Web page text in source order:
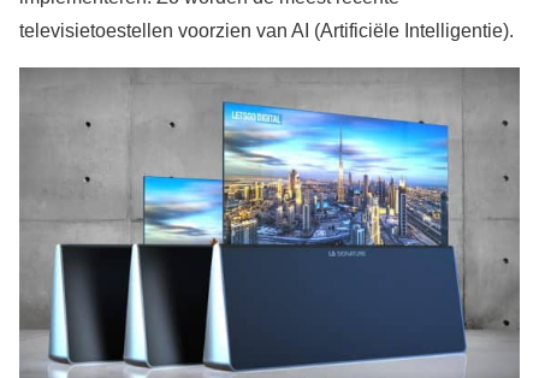
televisietoestellen voorzien van AI (Artificiële Intelligentie).